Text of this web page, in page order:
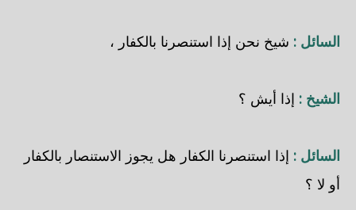
السائل : شيخ نحن إذا استنصرنا بالكفار ،
الشيخ : إذا أيش ؟
السائل : إذا استنصرنا الكفار هل يجوز الاستنصار بالكفار
أو لا ؟